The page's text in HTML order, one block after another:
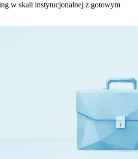
w skali instytucjonalnej z gotowym